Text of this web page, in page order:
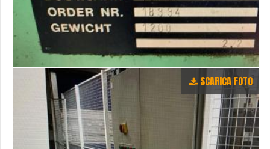
SCARICA FOTO